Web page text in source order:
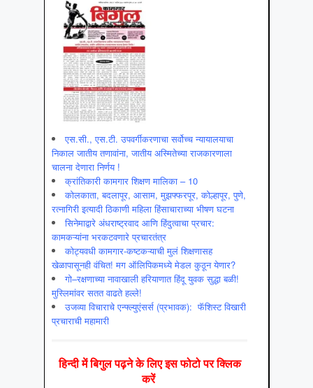
एस.सी., एस.टी. उपवर्गीकरणाचा सर्वोच्च न्यायालयाचा
निकाल जातीय तणावांना, जातीय अस्मितेच्या राजकारणाला
चालना देणारा निर्णय !
क्रांतिकारी कामगार शिक्षण मालिका – 10
कोलकाता, बदलापूर, आसाम, मुझफ्फरपूर, कोल्हापूर, पुणे,
रत्नागिरी इत्यादी ठिकाणी महिला हिंसाचाराच्या भीषण घटना
सिनेमाद्वारे अंधराष्ट्रवाद आणि हिंदुत्वाचा प्रचार:
कामकऱ्यांना भरकटवणारे प्रचारतंत्र
कोट्यवधी कामगार-कष्टकऱ्याची मुलं शिक्षणासह
खेळापासूनही वंचित! मग ऑलिपिकमध्ये मेडल कुठून येणार?
गो–रक्षणाच्या नावाखाली हरियाणात हिंदू युवक सुद्धा बळी!
मुस्लिमांवर सतत वाढते हल्ले!
उजव्या विचाराचे एन्फ्ल्युएंसर्स (प्रभावक): फॅशिस्ट विखारी
प्रचाराची महामारी
हिन्‍दी में बिगुल पढ़ने के लिए इस फोटो पर क्लिक
करें